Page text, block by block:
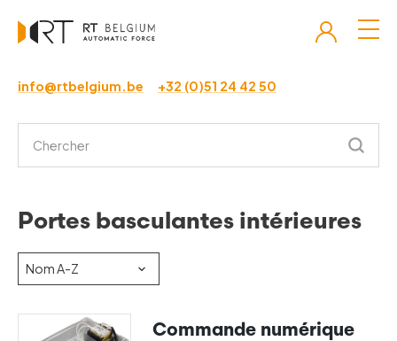
info@rtbelgium.be +32 (0)51 24 42 50
Portes basculantes intérieures
Commande numérique